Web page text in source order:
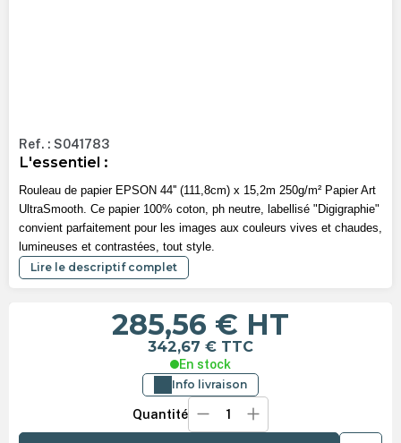
Ref. : S041783
L'essentiel :
Rouleau de papier EPSON 44'' (111,8cm) x 15,2m 250g/m² Papier Art
UltraSmooth. Ce papier 100% coton, ph neutre, labellisé "Digigraphie"
convient parfaitement pour les images aux couleurs vives et chaudes,
lumineuses et contrastées, tout style.
Lire le descriptif complet
285,56 € HT
342,67 € TTC
En stock
Info livraison
Quantité